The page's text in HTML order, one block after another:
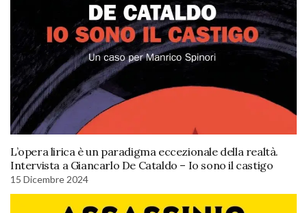
L’opera lirica è un paradigma eccezionale della realtà.
Intervista a Giancarlo De Cataldo – Io sono il castigo
15 Dicembre 2024